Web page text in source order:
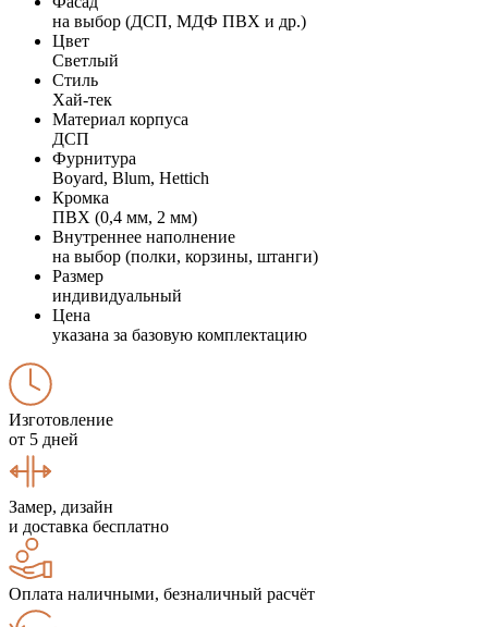
на выбор (ДСП, МДФ ПВХ и др.)
Цвет
Светлый
Стиль
Хай-тек
Материал корпуса
ДСП
Фурнитура
Boyard, Blum, Hettich
Кромка
ПВХ (0,4 мм, 2 мм)
Внутреннее наполнение
на выбор (полки, корзины, штанги)
Размер
индивидуальный
Цена
указана за базовую комплектацию
Изготовление
от 5 дней
Замер, дизайн
и доставка бесплатно
Оплата наличными, безналичный расчёт